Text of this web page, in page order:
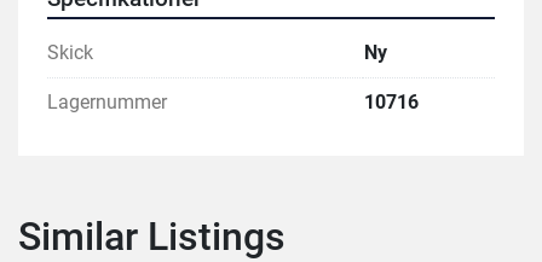
Skick Ny
Lagernummer 10716
Similar Listings